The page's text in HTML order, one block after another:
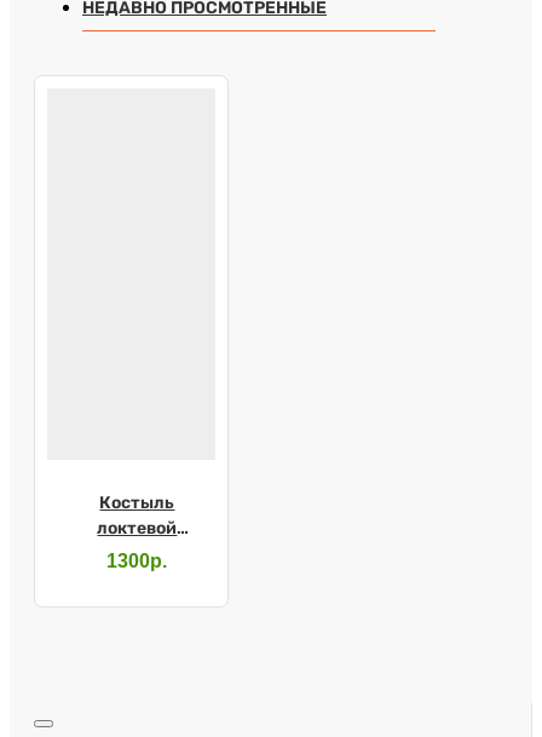
НЕДАВНО ПРОСМОТРЕННЫЕ
Костыль
локтевой
"Евростиль"
1300р.